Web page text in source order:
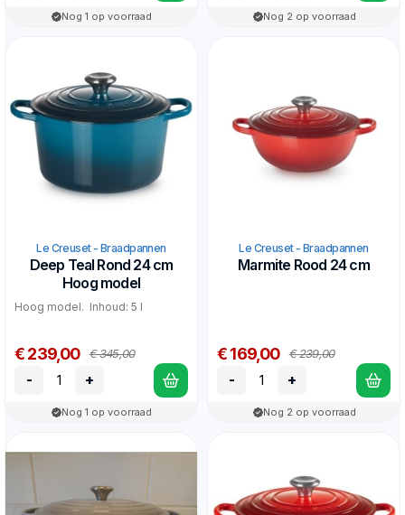
Nog 1 op voorraad Nog 2 op voorraad
Le Creuset - Braadpannen
Deep Teal Rond 24 cm
Hoog model
Hoog model. Inhoud: 5 l
€ 239,00 € 345,00
- +
Nog 1 op voorraad
Le Creuset - Braadpannen
Marmite Rood 24 cm
€ 169,00 € 239,00
- +
Nog 2 op voorraad